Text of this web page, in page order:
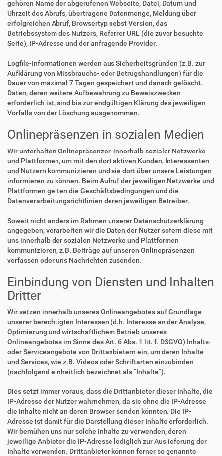
gehören Name der abgerufenen Webseite, Datei, Datum und
Uhrzeit des Abrufs, übertragene Datenmenge, Meldung über
erfolgreichen Abruf, Browsertyp nebst Version, das
Betriebssystem des Nutzers, Referrer URL (die zuvor besuchte
Seite), IP-Adresse und der anfragende Provider.
Logfile-Informationen werden aus Sicherheitsgründen (z.B. zur
Aufklärung von Missbrauchs- oder Betrugshandlungen) für die
Dauer von maximal 7 Tagen gespeichert und danach gelöscht.
Daten, deren weitere Aufbewahrung zu Beweiszwecken
erforderlich ist, sind bis zur endgültigen Klärung des jeweiligen
Vorfalls von der Löschung ausgenommen.
Onlinepräsenzen in sozialen Medien
Wir unterhalten Onlinepräsenzen innerhalb sozialer Netzwerke
und Plattformen, um mit den dort aktiven Kunden, Interessenten
und Nutzern kommunizieren und sie dort über unsere Leistungen
informieren zu können. Beim Aufruf der jeweiligen Netzwerke und
Plattformen gelten die Geschäftsbedingungen und die
Datenverarbeitungsrichtlinien deren jeweiligen Betreiber.
Soweit nicht anders im Rahmen unserer Datenschutzerklärung
angegeben, verarbeiten wir die Daten der Nutzer sofern diese mit
uns innerhalb der sozialen Netzwerke und Plattformen
kommunizieren, z.B. Beiträge auf unseren Onlinepräsenzen
verfassen oder uns Nachrichten zusenden.
Einbindung von Diensten und Inhalten
Dritter
Wir setzen innerhalb unseres Onlineangebotes auf Grundlage
unserer berechtigten Interessen (d.h. Interesse an der Analyse,
Optimierung und wirtschaftlichem Betrieb unseres
Onlineangebotes im Sinne des Art. 6 Abs. 1 lit. f. DSGVO) Inhalts-
oder Serviceangebote von Drittanbietern ein, um deren Inhalte
und Services, wie z.B. Videos oder Schriftarten einzubinden
(nachfolgend einheitlich bezeichnet als “Inhalte”).
Dies setzt immer voraus, dass die Drittanbieter dieser Inhalte, die
IP-Adresse der Nutzer wahrnehmen, da sie ohne die IP-Adresse
die Inhalte nicht an deren Browser senden könnten. Die IP-
Adresse ist damit für die Darstellung dieser Inhalte erforderlich.
Wir bemühen uns nur solche Inhalte zu verwenden, deren
jeweilige Anbieter die IP-Adresse lediglich zur Auslieferung der
Inhalte verwenden. Drittanbieter können ferner so genannte